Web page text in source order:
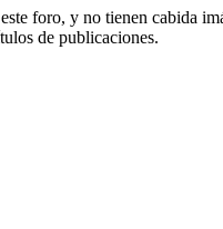
foro, y no tienen cabida
de publicaciones.